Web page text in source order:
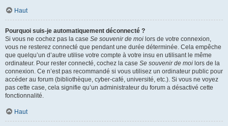
Haut
Pourquoi suis-je automatiquement déconnecté ?
Si vous ne cochez pas la case Se souvenir de moi lors de votre connexion,
vous ne resterez connecté que pendant une durée déterminée. Cela empêche
que quelqu’un d’autre utilise votre compte à votre insu en utilisant le même
ordinateur. Pour rester connecté, cochez la case Se souvenir de moi lors de la
connexion. Ce n’est pas recommandé si vous utilisez un ordinateur public pour
accéder au forum (bibliothèque, cyber-café, université, etc.). Si vous ne voyez
pas cette case, cela signifie qu’un administrateur du forum a désactivé cette
fonctionnalité.
Haut